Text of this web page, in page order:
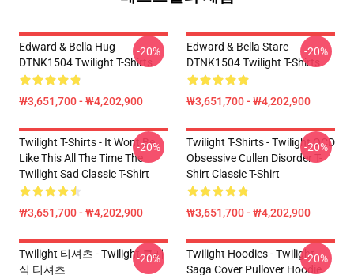
Edward & Bella Hug
DTNK1504 Twilight T-Shirts
₩3,651,700 - ₩4,202,900
-20%
Edward & Bella Stare
DTNK1504 Twilight T-Shirts
₩3,651,700 - ₩4,202,900
-20%
Twilight T-Shirts - It Wont Be
Like This All The Time The
Twilight Sad Classic T-Shirt
₩3,651,700 - ₩4,202,900
-20%
Twilight T-Shirts - Twilight OCD
Obsessive Cullen Disorder T-
Shirt Classic T-Shirt
₩3,651,700 - ₩4,202,900
-20%
Twilight 티셔츠 - Twilight 클래
식 티셔츠
-20%
Twilight Hoodies - Twilight
Saga Cover Pullover Hoodie
-20%